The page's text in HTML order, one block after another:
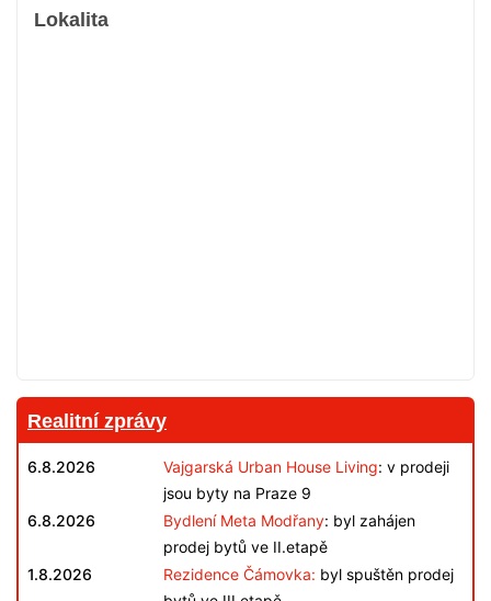
Lokalita
Realitní zprávy
6.8.2026 Vajgarská Urban House Living: v prodeji
jsou byty na Praze 9
6.8.2026
Bydlení Meta Modřany: byl zahájen
prodej bytů ve II.etapě
1.8.2026
Rezidence Čámovka: byl spuštěn prodej